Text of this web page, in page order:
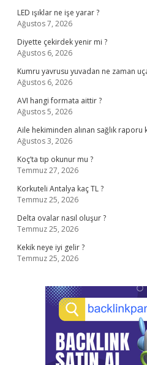
LED ışıklar ne işe yarar ?
Ağustos 7, 2026
Diyette çekirdek yenir mi ?
Ağustos 6, 2026
Kumru yavrusu yuvadan ne zaman
Ağustos 6, 2026
AVI hangi formata aittir ?
Ağustos 5, 2026
Aile hekiminden alınan sağlık raporu
Ağustos 3, 2026
Koç’ta tıp okunur mu ?
Temmuz 27, 2026
Korkuteli Antalya kaç TL ?
Temmuz 25, 2026
Delta ovalar nasıl oluşur ?
Temmuz 25, 2026
Kekik neye iyi gelir ?
Temmuz 25, 2026